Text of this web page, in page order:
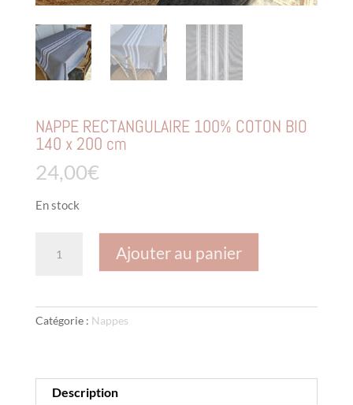
NAPPE RECTANGULAIRE 100% COTON BIO
140 x 200 cm
24,00€
En stock
100%
COTON
x
200
Ajouter au panier
Catégorie : Nappes
Description